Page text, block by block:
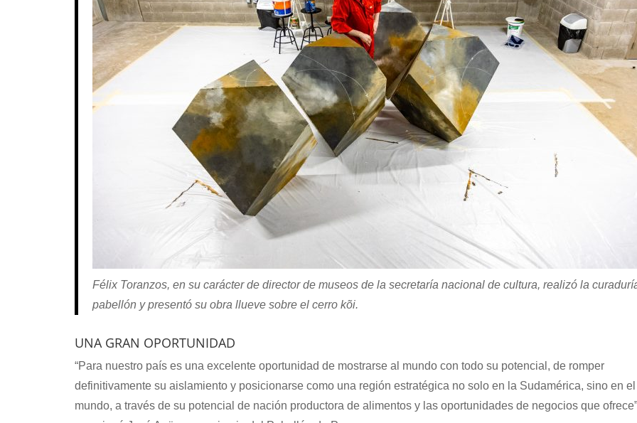
Félix Toranzos, en su carácter de director de museos de la secretaría nacional de cultura, realizó la
pabellón y presentó su obra llueve sobre el cerro kõi.
UNA GRAN OPORTUNIDAD
“Para nuestro país es una excelente oportunidad de mostrarse al mundo con todo su potencial, de romper
definitivamente su aislamiento y posicionarse como una región estratégica no solo en la Sudamérica, sino en el
mundo, a través de su potencial de nación productora de alimentos y las oportunidades de negocios que